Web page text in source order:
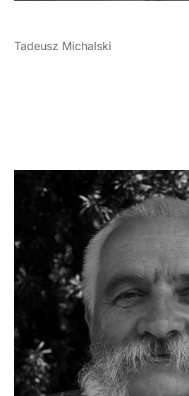
Tadeusz Michalski